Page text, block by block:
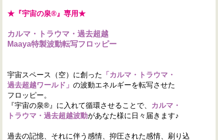
★『宇宙の泉®』専用★
カルマ・トラウマ・過去超越
Maaya特製波動転写フロッピー
宇宙スペース（空）に創った
「カルマ・トラウマ・
過去超越ワールド」 の波動エネルギーを転写させた
フロッピー。
『宇宙の泉®』に入れて循環させることで、
カルマ・
トラウマ・過去超越波動があなた様に日々届きます♪
過去の記憶、それに伴う感情、抑圧された感情、刷り込